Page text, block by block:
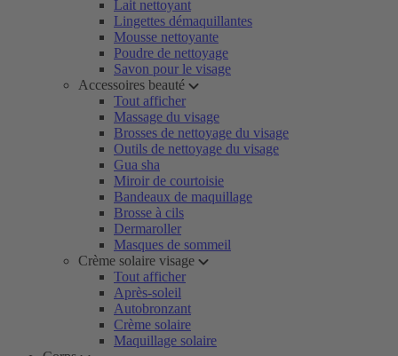
Lait nettoyant
Lingettes démaquillantes
Mousse nettoyante
Poudre de nettoyage
Savon pour le visage
Accessoires beauté
Tout afficher
Massage du visage
Brosses de nettoyage du visage
Outils de nettoyage du visage
Gua sha
Miroir de courtoisie
Bandeaux de maquillage
Brosse à cils
Dermaroller
Masques de sommeil
Crème solaire visage
Tout afficher
Après-soleil
Autobronzant
Crème solaire
Maquillage solaire